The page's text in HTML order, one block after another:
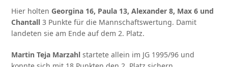
Hier holtenGeorgina 16, Paula 13, Alexander 8, Max 6 und
Chantall3 Punkte für die Mannschaftswertung. Damit
landeten sie am Ende auf dem 2. Platz.
Martin Teja Marzahl startete allein im JG 1995/96 und